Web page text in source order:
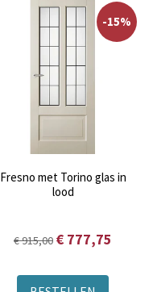
-15%
Fresno met Torino glas in
lood
€ 915,00 € 777,75